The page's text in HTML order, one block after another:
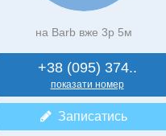
на Barb вже 3р 5м
+38 (095) 374..
показати номер
Записатись